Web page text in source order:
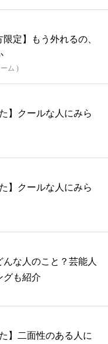
限定】もう外れるの、
ム )
】クールな人にみら
】クールな人にみら
な人のこと？芸能人
グも紹介
】二面性のある人に